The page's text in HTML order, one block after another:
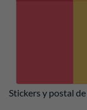
Stickers y postal